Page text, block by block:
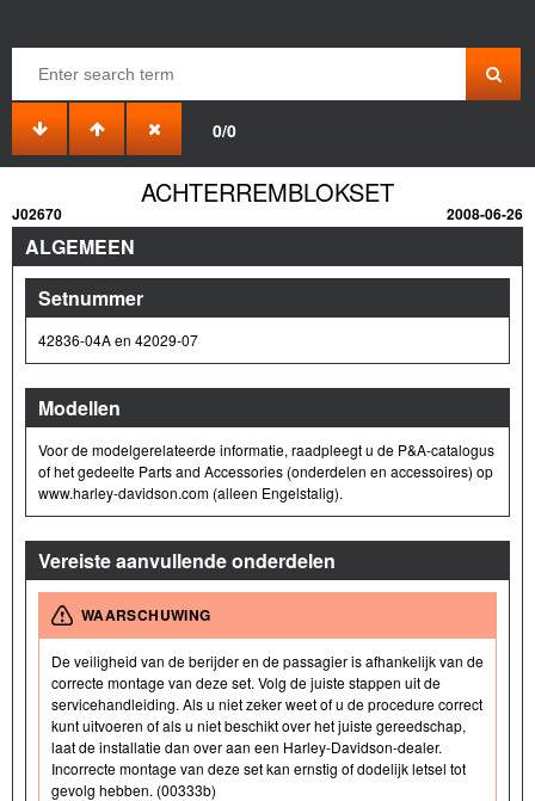
0/0
ACHTERREMBLOKSET
J02670 2008-06-26
ALGEMEEN
Setnummer
42836-04A en 42029-07
Modellen
Voor de modelgerelateerde informatie, raadpleegt u de P&A-catalogus
of het gedeelte Parts and Accessories (onderdelen en accessoires) op
www.harley-davidson.com (alleen Engelstalig).
Vereiste aanvullende onderdelen
WAARSCHUWING
De veiligheid van de berijder en de passagier is afhankelijk van de
correcte montage van deze set. Volg de juiste stappen uit de
servicehandleiding. Als u niet zeker weet of u de procedure correct
kunt uitvoeren of als u niet beschikt over het juiste gereedschap,
laat de installatie dan over aan een Harley-Davidson-dealer.
Incorrecte montage van deze set kan ernstig of dodelijk letsel tot
gevolg hebben. (00333b)